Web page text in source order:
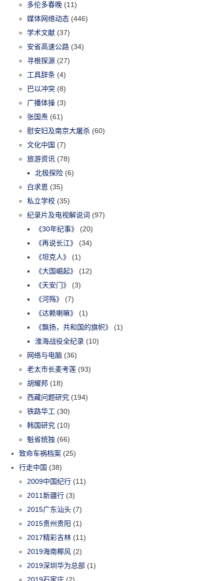
多伦多春晚 (11)
媒体网络动态 (446)
学术文献 (37)
安省高速公路 (34)
寻根探源 (27)
工具辞条 (4)
巴以冲突 (8)
广播体操 (3)
张国焘 (61)
慰安妇及南京大屠杀 (60)
文化中国 (7)
旅游资讯 (78)
北极探险 (6)
白求恩 (35)
私立学校 (35)
纪录片及电视解说词 (97)
《30年纪事》
(20)
《再说长江》
(34)
《坦克人》
(1)
《大国崛起》
(12)
《天安门》
(3)
《河殇》
(7)
《达赖喇嘛》
(1)
《飘扬，共和国的旗帜》
(1)
淮海战役全纪录 (10)
网络与电脑 (36)
老太市长麦考莲 (93)
胡耀邦 (18)
西藏问题研究 (194)
铁路华工 (30)
韩国研究 (10)
魁省统独 (66)
致命车祸档案 (25)
行走中国 (38)
2009中国纪行 (11)
2011新疆行 (3)
2015广东汕头 (7)
2015贵州贵阳 (1)
2017精彩吉林 (11)
2019海南椰风 (2)
2019深圳华为总部 (1)
2019石家庄 (2)